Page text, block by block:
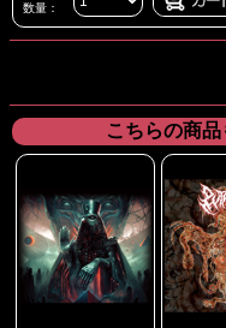
数量：
こちらの商